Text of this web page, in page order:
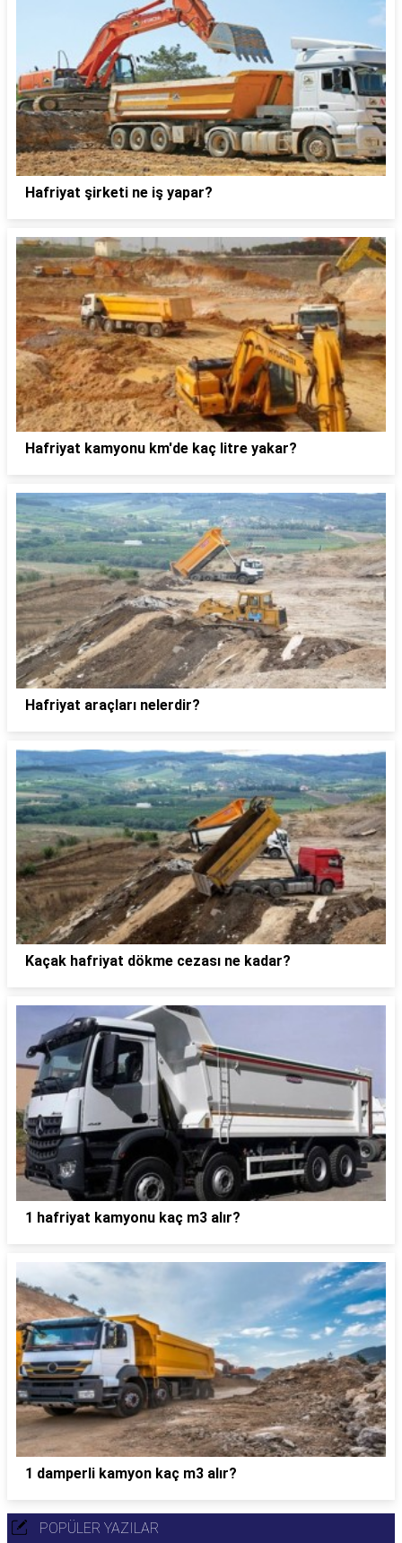
Hafriyat şirketi ne iş yapar?
Hafriyat kamyonu km'de kaç litre yakar?
Hafriyat araçları nelerdir?
Kaçak hafriyat dökme cezası ne kadar?
1 hafriyat kamyonu kaç m3 alır?
1 damperli kamyon kaç m3 alır?
POPÜLER YAZILAR